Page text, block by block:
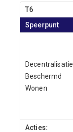
T6
Speerpunt
Decentralisatie
Beschermd
Wonen
Acties: